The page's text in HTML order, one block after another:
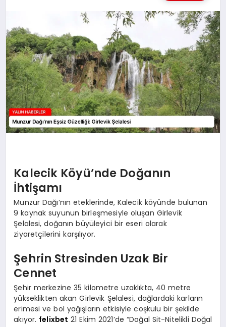
TEKNOLOJİ
MAGAZİN
SAĞLIK
Kalecik Köyü’nde Doğanın
İhtişamı
Munzur Dağı’nın eteklerinde, Kalecik köyünde bulunan
9 kaynak suyunun birleşmesiyle oluşan Girlevik
Şelalesi, doğanın büyüleyici bir eseri olarak
ziyaretçilerini karşılıyor.
Şehrin Stresinden Uzak Bir
Cennet
Şehir merkezine 35 kilometre uzaklıkta, 40 metre
yükseklikten akan Girlevik Şelalesi, dağlardaki karların
erimesi ve bol yağışların etkisiyle coşkulu bir şekilde
akıyor. felixbet 21 Ekim 2021’de “Doğal Sit-Nitelikli Doğal